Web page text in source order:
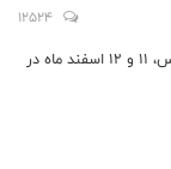
12524
مرحله نهایی مسابقات رالی قهرمانی کشور جام خلیج فارس، ۱۱ و ۱۲ اسفند ماه در